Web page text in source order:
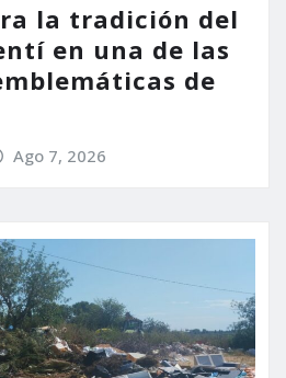
la tradición del
en una de las
de
Ago 7, 2026